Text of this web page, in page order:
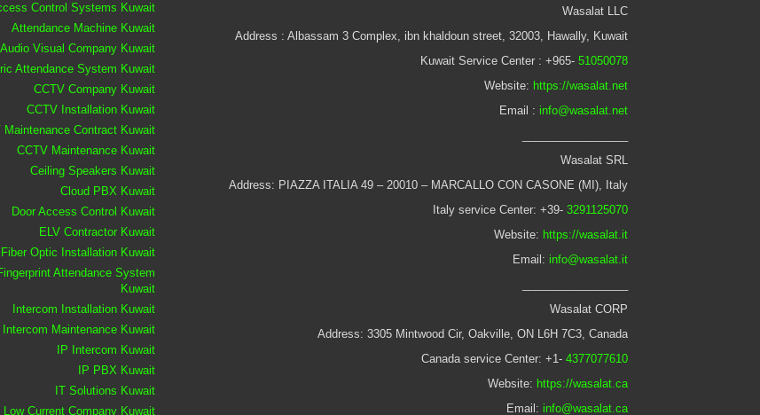
Wasalat LLC
Address : Albassam 3 Complex, ibn khaldoun street, 32003, Hawally, Kuwait
Kuwait Service Center : +965- 51050078
Website: https://wasalat.net
Email : info@wasalat.net
Wasalat SRL
Address: PIAZZA ITALIA 49 – 20010 – MARCALLO CON CASONE (MI), Italy
Italy service Center: +39- 3291125070
Website: https://wasalat.it
Email: info@wasalat.it
Wasalat CORP
Address: 3305 Mintwood Cir, Oakville, ON L6H 7C3, Canada
Canada service Center: +1- 4377077610
Website: https://wasalat.ca
Email: info@wasalat.ca
Control Systems Kuwait
Attendance Machine Kuwait
Audio Visual Company Kuwait
Attendance System Kuwait
CCTV Company Kuwait
CCTV Installation Kuwait
Maintenance Contract Kuwait
CCTV Maintenance Kuwait
Ceiling Speakers Kuwait
Cloud PBX Kuwait
Door Access Control Kuwait
ELV Contractor Kuwait
Fiber Optic Installation Kuwait
Attendance System
Kuwait
Intercom Installation Kuwait
Intercom Maintenance Kuwait
IP Intercom Kuwait
IP PBX Kuwait
IT Solutions Kuwait
Low Current Company Kuwait